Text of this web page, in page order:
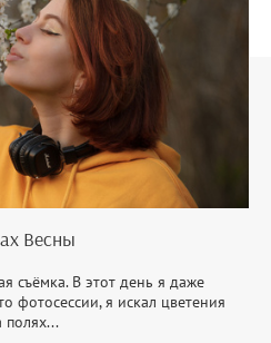
Весны
съёмка. В этот день я даже
фотосессии, я искал цветения
полях...